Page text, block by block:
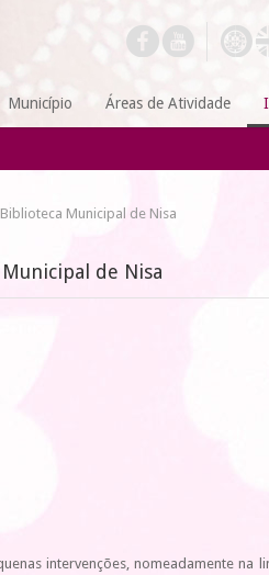
Município Áreas de Atividade
Municipal de Nisa
de Nisa
intervenções, nomeadamente na